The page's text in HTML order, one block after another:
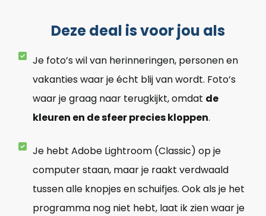
Deze deal is voor jou als
Je foto’s wil van herinneringen, personen en
vakanties waar je écht blij van wordt. Foto’s
waar je graag naar terugkijkt, omdat de
kleuren en de sfeer precies kloppen.
Je hebt Adobe Lightroom (Classic) op je
computer staan, maar je raakt verdwaald
tussen alle knopjes en schuifjes. Ook als je het
programma nog niet hebt, laat ik zien waar je